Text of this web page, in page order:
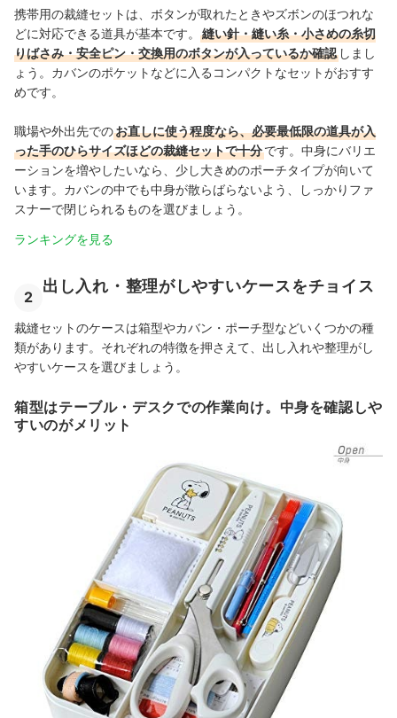
携帯用の裁縫セットは、ボタンが取れたときやズボンのほつれな
どに対応できる道具が基本です。
縫い針・縫い糸・小さめの糸切
りばさみ・安全ピン・交換用のボタンが入っているか確認 しまし
ょう。 カバンのポケットなどに入るコンパクトなセットがおすす
めです。
職場や外出先でのお直しに使う程度なら、必要最低限の道具が入
った手のひらサイズほどの裁縫セットで十分です。中身にバリエ
ーションを増やしたいなら、少し大きめのポーチタイプが向いて
います。カバンの中でも中身が散らばらないよう、しっかりファ
スナーで閉じられるものを選びましょう。
ランキングを見る
2
出し入れ・整理がしやすいケースをチョイス
裁縫セットのケースは箱型やカバン・ポーチ型などいくつかの種
類があります。それぞれの特徴を押さえて、出し入れや整理がし
やすいケースを選びましょう。
箱型はテーブル・デスクでの作業向け。中身を確認しや
すいのがメリット